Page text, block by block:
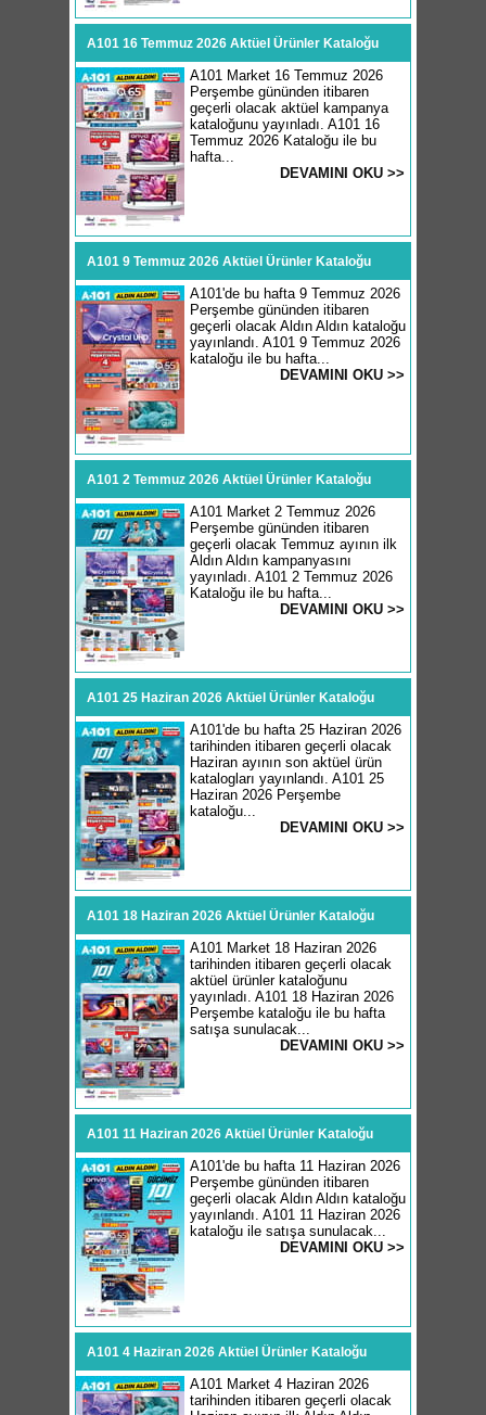
A101 16 Temmuz 2026 Aktüel Ürünler Kataloğu
A101 Market 16 Temmuz 2026
Perşembe gününden itibaren
geçerli olacak aktüel kampanya
kataloğunu yayınladı. A101 16
Temmuz 2026 Kataloğu ile bu
hafta...
DEVAMINI OKU >>
A101 9 Temmuz 2026 Aktüel Ürünler Kataloğu
A101'de bu hafta 9 Temmuz 2026
Perşembe gününden itibaren
geçerli olacak Aldın Aldın kataloğu
yayınlandı. A101 9 Temmuz 2026
kataloğu ile bu hafta...
DEVAMINI OKU >>
A101 2 Temmuz 2026 Aktüel Ürünler Kataloğu
A101 Market 2 Temmuz 2026
Perşembe gününden itibaren
geçerli olacak Temmuz ayının ilk
Aldın Aldın kampanyasını
yayınladı. A101 2 Temmuz 2026
Kataloğu ile bu hafta...
DEVAMINI OKU >>
A101 25 Haziran 2026 Aktüel Ürünler Kataloğu
A101'de bu hafta 25 Haziran 2026
tarihinden itibaren geçerli olacak
Haziran ayının son aktüel ürün
katalogları yayınlandı. A101 25
Haziran 2026 Perşembe
kataloğu...
DEVAMINI OKU >>
A101 18 Haziran 2026 Aktüel Ürünler Kataloğu
A101 Market 18 Haziran 2026
tarihinden itibaren geçerli olacak
aktüel ürünler kataloğunu
yayınladı. A101 18 Haziran 2026
Perşembe kataloğu ile bu hafta
satışa sunulacak...
DEVAMINI OKU >>
A101 11 Haziran 2026 Aktüel Ürünler Kataloğu
A101'de bu hafta 11 Haziran 2026
Perşembe gününden itibaren
geçerli olacak Aldın Aldın kataloğu
yayınlandı. A101 11 Haziran 2026
kataloğu ile satışa sunulacak...
DEVAMINI OKU >>
A101 4 Haziran 2026 Aktüel Ürünler Kataloğu
A101 Market 4 Haziran 2026
tarihinden itibaren geçerli olacak